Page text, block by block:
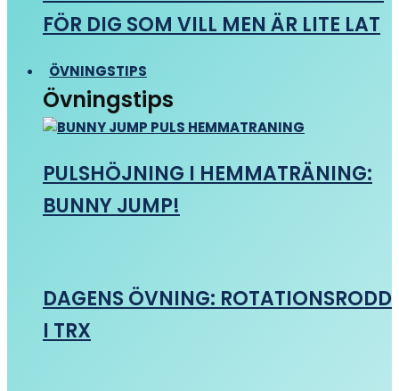
FÖR DIG SOM VILL MEN ÄR LITE LAT
ÖVNINGSTIPS
Övningstips
PULSHÖJNING I HEMMATRÄNING:
BUNNY JUMP!
DAGENS ÖVNING: ROTATIONSRODD
I TRX